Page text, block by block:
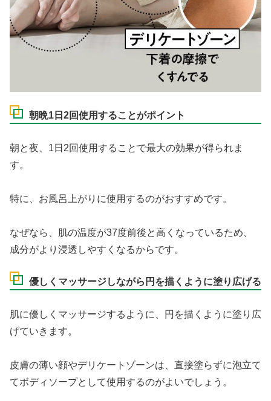
朝晩1日2回使用することがポイント
朝と夜、1日2回使用することで最大の効果が得られま
す。
特に、お風呂上がりに使用するのがおすすめです。
なぜなら、肌の温度が37度前後と高くなっているため、
成分がより浸透しやすくなるからです。
優しくマッサージしながら円を描くように塗り広げる
肌に優しくマッサージするように、円を描くように塗り広
げていきます。
皮膚の薄い顔やデリケートゾーンは、直接塗らずに泡立て
てボディソープとして使用するのがよいでしょう。